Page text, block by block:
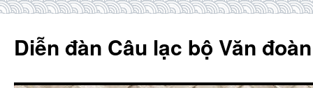
content
Diễn đàn Câu lạc bộ Văn